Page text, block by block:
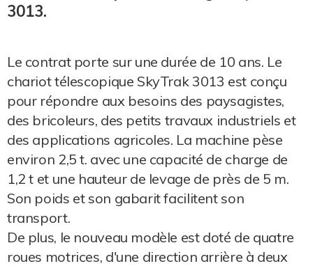
3013.
Le contrat porte sur une durée de 10 ans. Le
chariot télescopique SkyTrak 3013 est conçu
pour répondre aux besoins des paysagistes,
des bricoleurs, des petits travaux industriels et
des applications agricoles. La machine pèse
environ 2,5 t. avec une capacité de charge de
1,2 t et une hauteur de levage de près de 5 m.
Son poids et son gabarit facilitent son
transport.
De plus, le nouveau modèle est doté de quatre
roues motrices, d'une direction arrière à deux